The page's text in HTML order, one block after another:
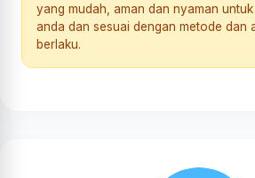
yang mudah, aman dan nyaman
anda dan sesuai dengan metode dan
berlaku.